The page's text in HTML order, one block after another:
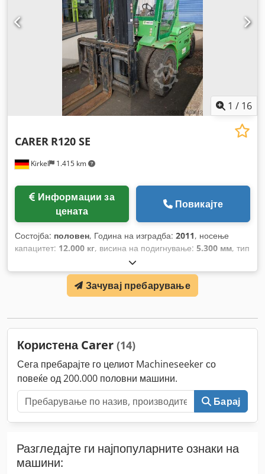
1 / 16
Kirkel 1.415 km
CARER R120 SE
цената
Повикајте
Состојба: половен, Година на изградба: 2011, носење
капацитет: 12.000 кг, висина на подигнување: 5.300 мм, тип
, тип на јарбол:
Зачувај пребарување
Користена Carer (14)
Сега пребарајте го целиот Machineseeker со
повеќе од 200.000 половни машини.
Барај
Разгледајте ги најпопуларните ознаки на
машини: